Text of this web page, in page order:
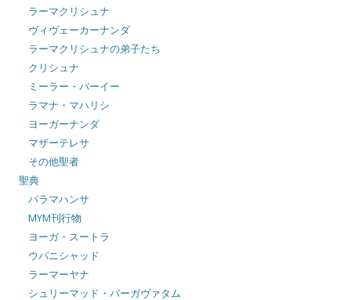
ラーマクリシュナ
ヴィヴェーカーナンダ
ラーマクリシュナの弟子たち
クリシュナ
ミーラー・バーイー
ラマナ・マハリシ
ヨーガーナンダ
マザーテレサ
その他聖者
聖典
パラマハンサ
MYM刊行物
ヨーガ・スートラ
ウパニシャッド
ラーマーヤナ
シュリーマッド・バーガヴァタム